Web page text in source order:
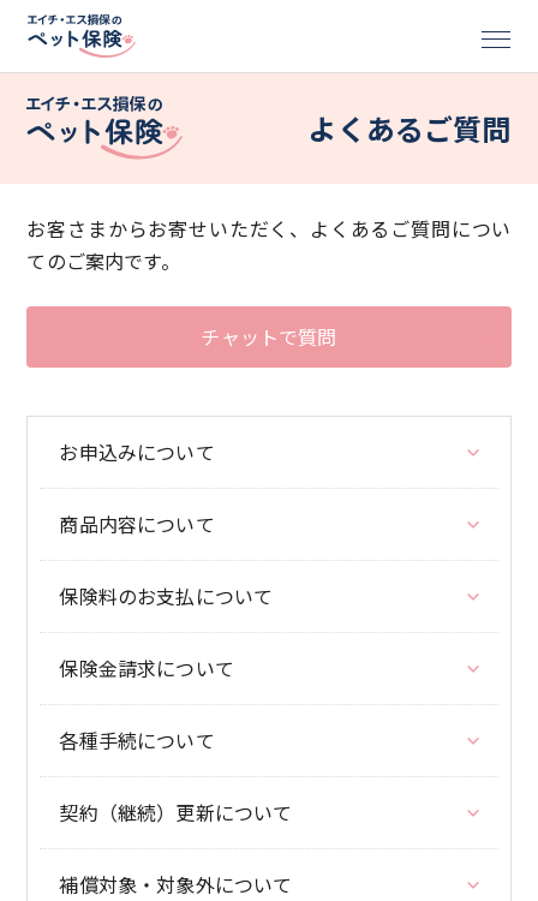
よくあるご質問
お客さまからお寄せいただく、よくあるご質問につい
てのご案内です。
チャットで質問
お申込みについて
商品内容について
保険料のお支払について
保険金請求について
各種手続について
契約（継続）更新について
補償対象・対象外について